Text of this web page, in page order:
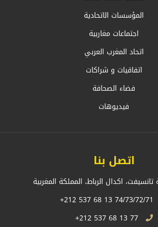
المؤسسات الاتحادية
اجتماعات مغاربية
اتحاد المغرب العربي
اتفاقيات و شراكات
فضاء الصحافة
فيديوهات
اتصل بنا
77 13 68 537 212+